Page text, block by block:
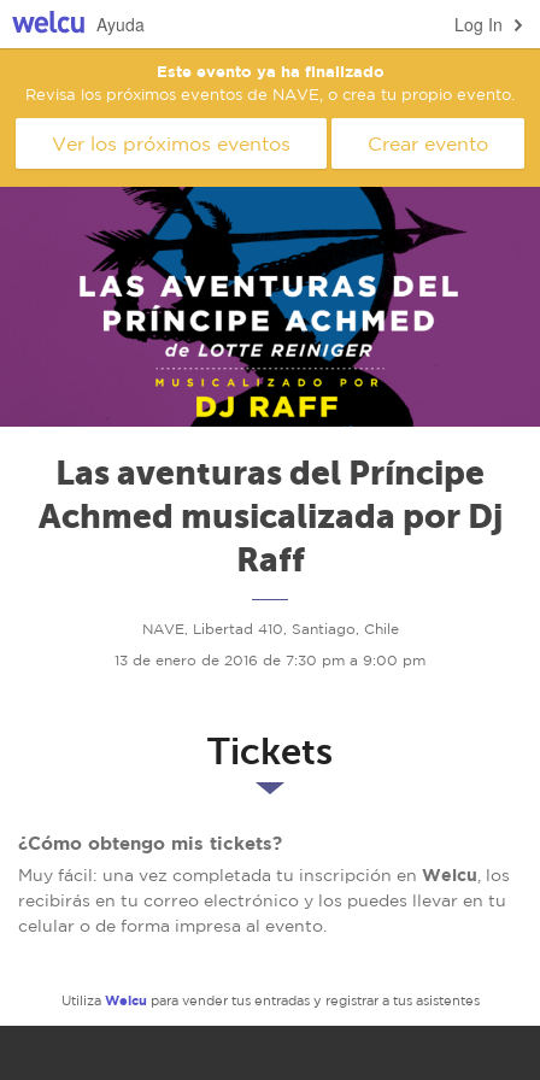
Log In
Ayuda
Este evento ya ha finalizado
Revisa los próximos eventos de NAVE, o crea tu propio evento.
Ver los próximos eventos Crear evento
Las aventuras del Príncipe
Achmed musicalizada por Dj
Raff
NAVE, Libertad 410, Santiago, Chile
13 de enero de 2016 de 7:30 pm a 9:00 pm
Tickets
¿Cómo obtengo mis tickets?
Muy fácil: una vez completada tu inscripción en Welcu , los
recibirás en tu correo electrónico y los puedes llevar en tu
celular o de forma impresa al evento.
Utiliza Welcu para vender tus entradas y registrar a tus asistentes